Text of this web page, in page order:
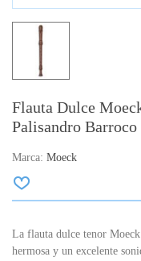
Flauta Dulce
Palisandro Barroco
Marca: Moeck
La flauta dulce tenor
hermosa y un excelente